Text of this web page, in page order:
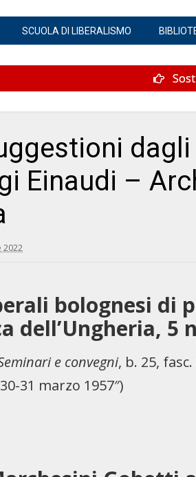
SCUOLA DI LIBERALISMO
Einaudi –
2022
bolognesi di
dell’Ungheria, 5
e convegni, b. 25,
31 marzo 1957″)